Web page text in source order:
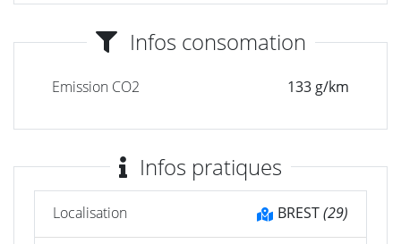
Infos consomation
Emission CO2 133 g/km
Infos pratiques
Localisation BREST(29)